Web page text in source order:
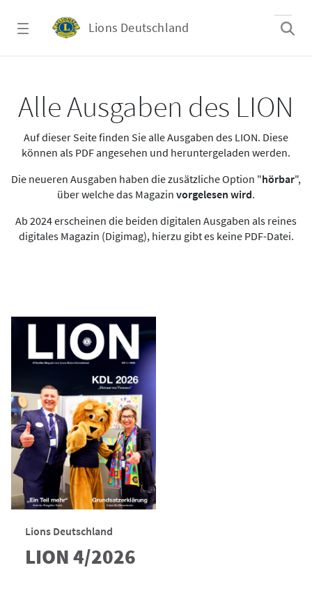
Lions Deutschland
Alle Ausgaben des LION
Auf dieser Seite finden Sie alle Ausgaben des LION. Diese
können als PDF angesehen und heruntergeladen werden.
Die neueren Ausgaben haben die zusätzliche Option "hörbar",
über welche das Magazin vorgelesen wird.
Ab 2024 erscheinen die beiden digitalen Ausgaben als reines
digitales Magazin (Digimag), hierzu gibt es keine PDF-Datei.
Lions Deutschland
LION 4/2026